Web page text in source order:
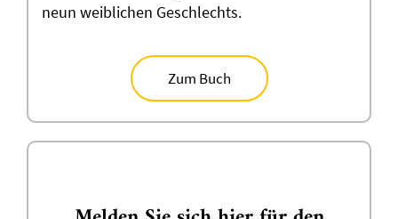
neun weiblichen Geschlechts.
Zum Buch